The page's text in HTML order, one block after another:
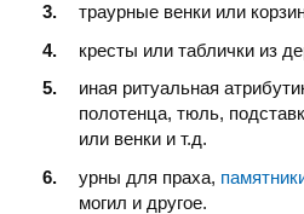
траурные венки или
кресты или таблички из
иная ритуальная
полотенца, тюль,
или венки и т.д.
урны для праха,
могил и другое.